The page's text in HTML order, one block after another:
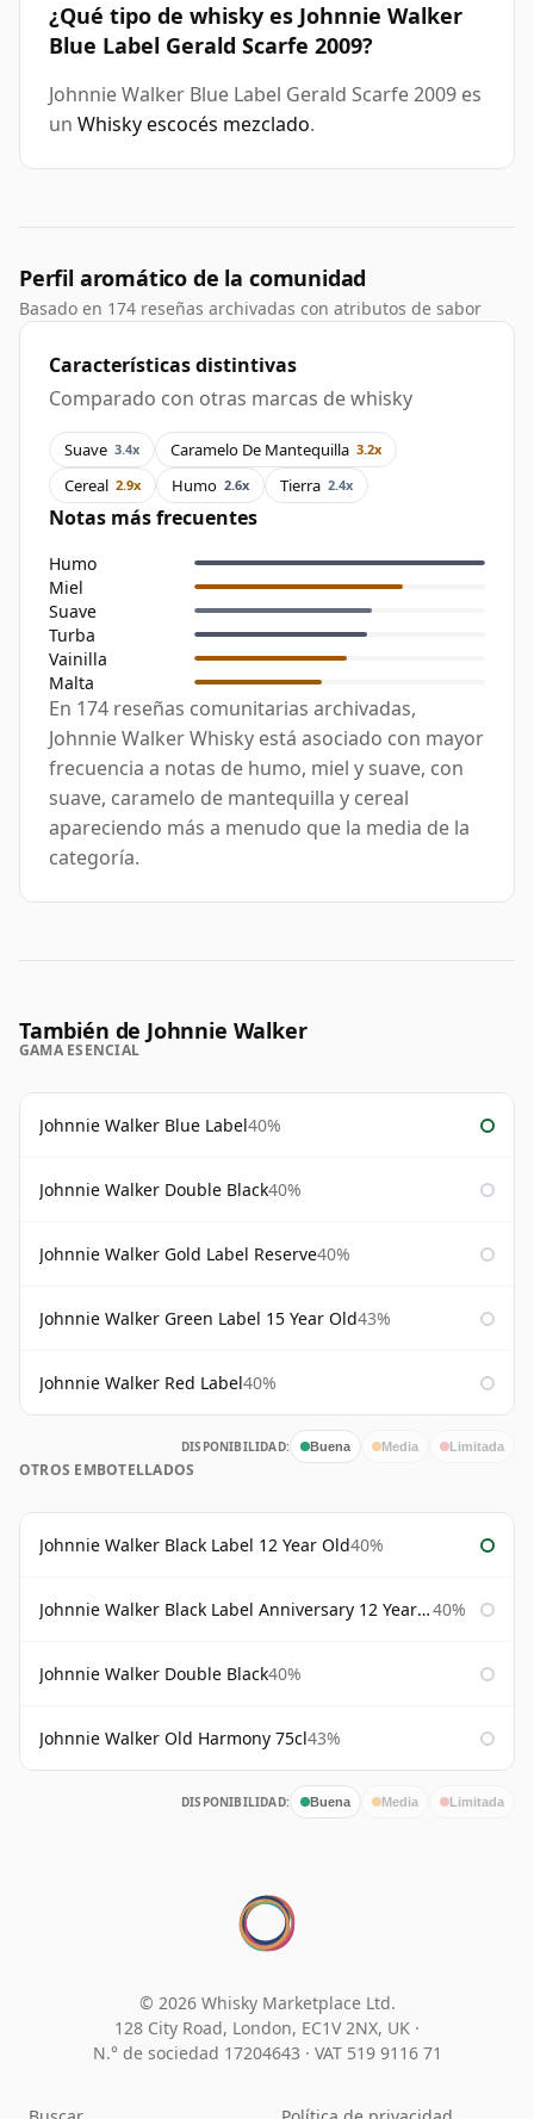
¿Qué tipo de whisky es Johnnie Walker
Blue Label Gerald Scarfe 2009?
Johnnie Walker Blue Label Gerald Scarfe 2009 es
un Whisky escocés mezclado.
Perfil aromático de la comunidad
Basado en 174 reseñas archivadas con atributos de sabor
Características distintivas
Comparado con otras marcas de whisky
Suave 3.4x Caramelo De Mantequilla 3.2x
Cereal 2.9x Humo 2.6x Tierra 2.4x
Notas más frecuentes
Humo
Miel
Suave
Turba
Vainilla
Malta
En 174 reseñas comunitarias archivadas,
Johnnie Walker Whisky está asociado con mayor
frecuencia a notas de humo, miel y suave, con
suave, caramelo de mantequilla y cereal
apareciendo más a menudo que la media de la
categoría.
También de Johnnie Walker
GAMA ESENCIAL
Johnnie Walker Blue Label40%
Johnnie Walker Double Black40%
Johnnie Walker Gold Label Reserve40%
Johnnie Walker Green Label 15 Year Old43%
Johnnie Walker Red Label40%
DISPONIBILIDAD: Buena Media Limitada
OTROS EMBOTELLADOS
Johnnie Walker Black Label 12 Year Old40%
Johnnie Walker Black Label Anniversary 12 Year Old 40%
Johnnie Walker Double Black40%
Johnnie Walker Old Harmony 75cl43%
DISPONIBILIDAD: Buena Media Limitada
© 2026 Whisky Marketplace Ltd.
128 City Road, London, EC1V 2NX, UK ·
N.° de sociedad 17204643 · VAT 519 9116 71